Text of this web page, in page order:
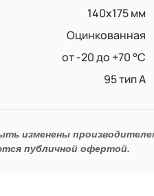
140x175 мм
Оцинкованная
от -20 до +70 °С
95 тип А
изменены
публичной офертой.